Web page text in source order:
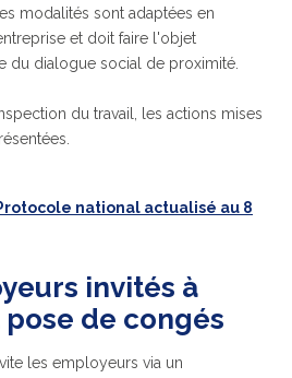
modalités sont adaptées en
et doit faire l'objet
du dialogue social de proximité.
du travail, les actions mises
national actualisé au 8
invités à
de congés
les employeurs via un